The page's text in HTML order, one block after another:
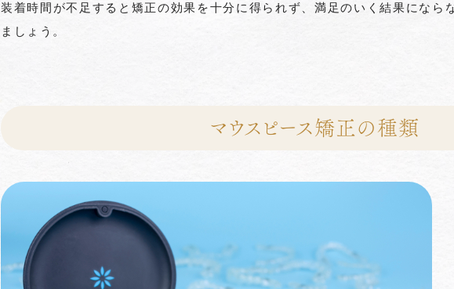
装着時間が不足すると矯正の効果を十分に得られず、満足のいく結果になら
ましょう。
マウスピース矯正の種類